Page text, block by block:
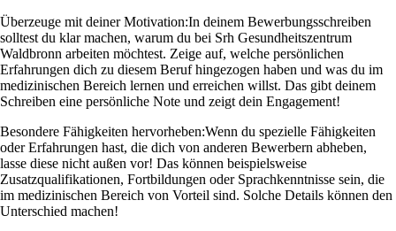
Überzeuge mit deiner Motivation:In deinem Bewerbungsschreiben
solltest du klar machen, warum du bei Srh Gesundheitszentrum
Waldbronn arbeiten möchtest. Zeige auf, welche persönlichen
Erfahrungen dich zu diesem Beruf hingezogen haben und was du im
medizinischen Bereich lernen und erreichen willst. Das gibt deinem
Schreiben eine persönliche Note und zeigt dein Engagement!
Besondere Fähigkeiten hervorheben:Wenn du spezielle Fähigkeiten
oder Erfahrungen hast, die dich von anderen Bewerbern abheben,
lasse diese nicht außen vor! Das können beispielsweise
Zusatzqualifikationen, Fortbildungen oder Sprachkenntnisse sein, die
im medizinischen Bereich von Vorteil sind. Solche Details können den
Unterschied machen!